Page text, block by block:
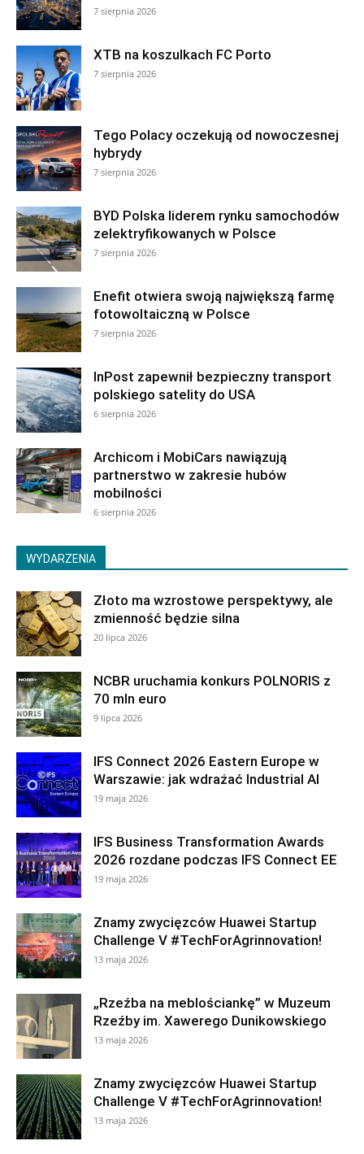
7 sierpnia 2026
XTB na koszulkach FC Porto
7 sierpnia 2026
Tego Polacy oczekują od nowoczesnej
hybrydy
7 sierpnia 2026
BYD Polska liderem rynku samochodów
zelektryfikowanych w Polsce
7 sierpnia 2026
Enefit otwiera swoją największą farmę
fotowoltaiczną w Polsce
7 sierpnia 2026
InPost zapewnił bezpieczny transport
polskiego satelity do USA
6 sierpnia 2026
Archicom i MobiCars nawiązują
partnerstwo w zakresie hubów
mobilności
6 sierpnia 2026
WYDARZENIA
Złoto ma wzrostowe perspektywy, ale
zmienność będzie silna
20 lipca 2026
NCBR uruchamia konkurs POLNORIS z
70 mln euro
9 lipca 2026
IFS Connect 2026 Eastern Europe w
Warszawie: jak wdrażać Industrial AI
19 maja 2026
IFS Business Transformation Awards
2026 rozdane podczas IFS Connect EE
19 maja 2026
Znamy zwycięzców Huawei Startup
Challenge V #TechForAgrinnovation!
13 maja 2026
„Rzeźba na meblościankę” w Muzeum
Rzeźby im. Xawerego Dunikowskiego
13 maja 2026
Znamy zwycięzców Huawei Startup
Challenge V #TechForAgrinnovation!
13 maja 2026